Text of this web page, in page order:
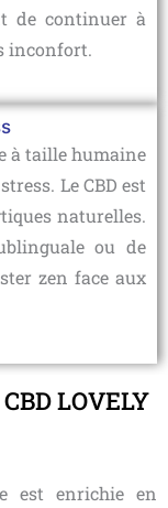
de continuer à
inconfort.
à taille humaine
Le CBD est
naturelles.
ou de
zen face aux
LOVELY
est enrichie en